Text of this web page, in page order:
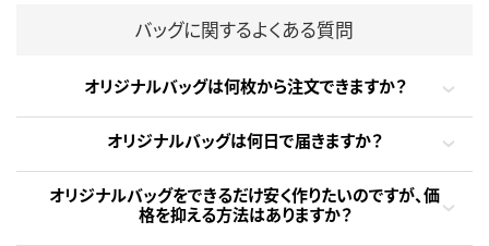
バッグに関するよくある質問
オリジナルバッグは何枚から注文できますか？
オリジナルバッグは何日で届きますか？
オリジナルバッグをできるだけ安く作りたいのですが、価
格を抑える方法はありますか？